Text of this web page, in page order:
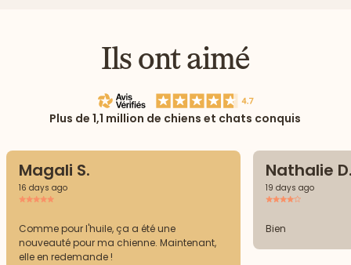
Ils ont aimé
Plus de 1,1 million de chiens et chats conquis
Magali S.
16 days ago
Comme pour l'huile, ça a été une
nouveauté pour ma chienne. Maintenant,
elle en redemande !
Nathalie
19 days ago
Bien